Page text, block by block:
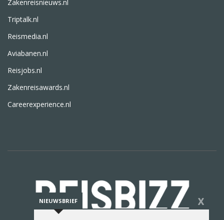
Zakenreisnieuws.nl
Triptalk.nl
Reismedia.nl
Aviabanen.nl
Reisjobs.nl
Zakenreisawards.nl
Careerexperience.nl
NIEUWSBRIEF X